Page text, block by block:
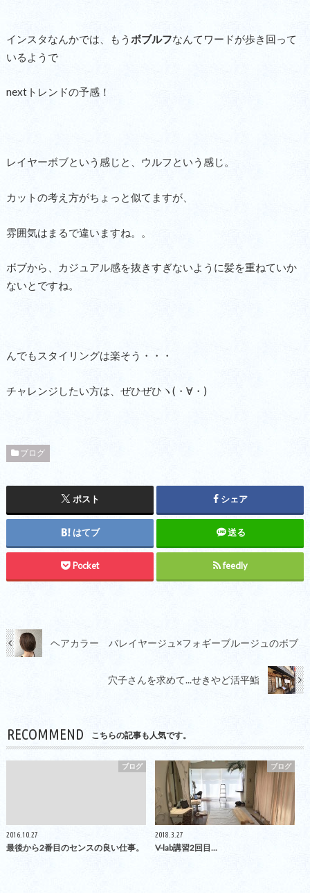
インスタなんかでは、もう ボブルフなんてワードが歩き回って
いるようで
nextトレンドの予感！
レイヤーボブという感じと、ウルフという感じ。
カットの考え方がちょっと似てますが、
雰囲気はまるで違いますね。。
ボブから、カジュアル感を抜きすぎないように髪を重ねていか
ないとですね。
んでもスタイリングは楽そう・・・
チャレンジしたい方は、ぜひぜひヽ(・∀・)
ブログ
ポスト シェア
はてブ 送る
Pocket feedly
ヘアカラー バレイヤージュ×フォギーブルージュのボブ
穴子さんを求めて...せきやど活平鮨
RECOMMEND こちらの記事も人気です。
ブログ
2016.10.27
最後から2番目のセンスの良い仕事。
ブログ
2018.3.27
V-lab講習2回目...